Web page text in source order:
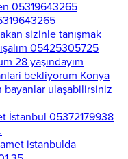
05319643265
sizinle tanışmak
05425305725
28 yaşındayım
bekliyorum Konya
bayanlar ulaşabilirsiniz
İstanbul 05372179938
istanbulda